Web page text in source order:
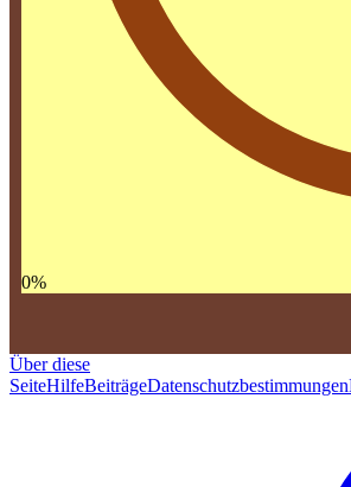
0%
Über diese
SeiteHilfeBeiträgeDatenschutzbestimmungen